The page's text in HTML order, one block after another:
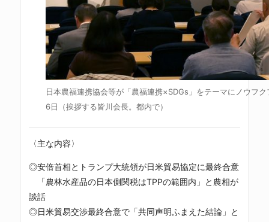
日本農福連携協会等が「農福連携×SDGs」をテーマにノウフ
6日（挨拶する皆川会長。都内で）
〈主な内容〉
◎安倍首相とトランプ大統領が日米貿易協定に最終合意
「農林水産品の日本側関税はTPPの範囲内」と農相が
談話
◎日米貿易交渉最終合意で「共同声明ふまえた結論」と